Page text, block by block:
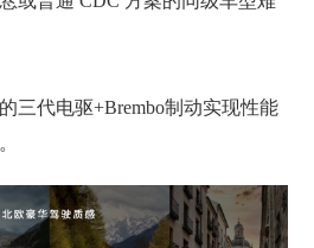
三代电驱+Brembo制动实现性能